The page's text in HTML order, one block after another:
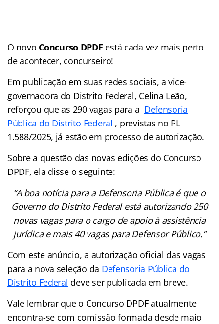
O novo Concurso DPDF está cada vez mais perto
de acontecer, concurseiro!
Em publicação em suas redes sociais, a vice-
governadora do Distrito Federal, Celina Leão,
reforçou que as 290 vagas para a Defensoria
Pública do Distrito Federal , previstas no PL
1.588/2025, já estão em processo de autorização.
Sobre a questão das novas edições do Concurso
DPDF, ela disse o seguinte:
“A boa notícia para a Defensoria Pública é que o
Governo do Distrito Federal está autorizando 250
novas vagas para o cargo de apoio à assistência
jurídica e mais 40 vagas para Defensor Público.”
Com este anúncio, a autorização oficial das vagas
para a nova seleção da Defensoria Pública do
Distrito Federal deve ser publicada em breve.
Vale lembrar que o Concurso DPDF atualmente
encontra-se com comissão formada desde maio